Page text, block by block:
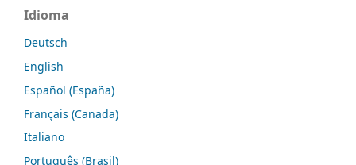
Idioma
Deutsch
English
Español (España)
Français (Canada)
Italiano
Português (Brasil)